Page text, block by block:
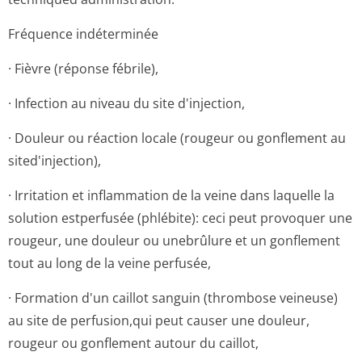
Fréquence indéterminée
· Fièvre (réponse fébrile),
· Infection au niveau du site d'injection,
· Douleur ou réaction locale (rougeur ou gonflement au
sited'injection),
· Irritation et inflammation de la veine dans laquelle la
solution estperfusée (phlébite): ceci peut provoquer une
rougeur, une douleur ou unebrûlure et un gonflement
tout au long de la veine perfusée,
· Formation d'un caillot sanguin (thrombose veineuse)
au site de perfusion,qui peut causer une douleur,
rougeur ou gonflement autour du caillot,